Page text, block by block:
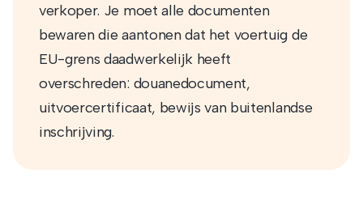
verkoper. Je moet alle documenten
bewaren die aantonen dat het voertuig de
EU-grens daadwerkelijk heeft
overschreden: douanedocument,
uitvoercertificaat, bewijs van buitenlandse
inschrijving.